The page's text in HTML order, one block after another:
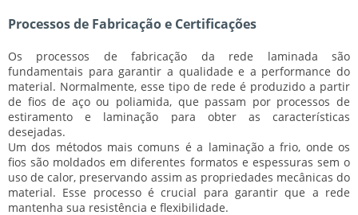
Processos de Fabricação e Certificações
Os processos de fabricação da rede laminada são
fundamentais para garantir a qualidade e a performance do
material. Normalmente, esse tipo de rede é produzido a partir
de fios de aço ou poliamida, que passam por processos de
estiramento e laminação para obter as características
desejadas.
Um dos métodos mais comuns é a laminação a frio, onde os
fios são moldados em diferentes formatos e espessuras sem o
uso de calor, preservando assim as propriedades mecânicas do
material. Esse processo é crucial para garantir que a rede
mantenha sua resistência e flexibilidade.